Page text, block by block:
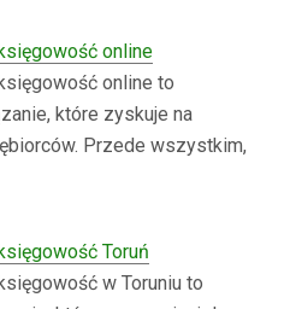
online
online to
które zyskuje na
Przede wszystkim,
Toruń
w Toruniu to